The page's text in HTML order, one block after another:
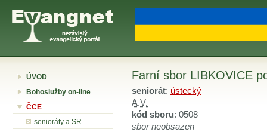
ÚVOD
Bohoslužby on-line
ČCE
senioráty a SR
Farní sbor LIBKOVICE
seniorát: ústecký
A.V.
kód sboru: 0508
sbor neobsazen